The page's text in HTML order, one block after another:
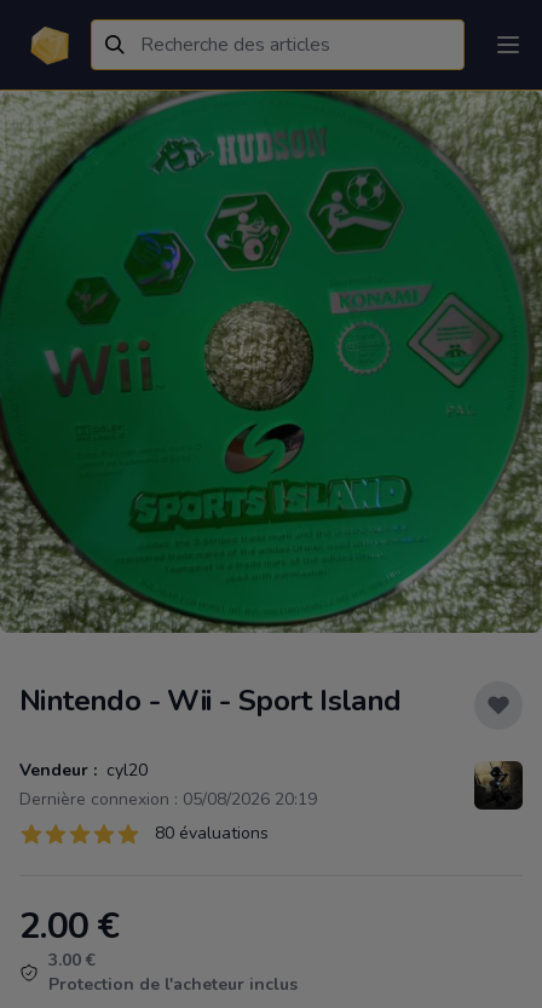
Nintendo - Wii - Sport Island
Vendeur : cyl20
Dernière connexion : 05/08/2026 20:19
Évaluations
80 sur 5 étoiles 80 évaluations
Product information
2.00€
3.00 €
Protection de l'acheteur inclus